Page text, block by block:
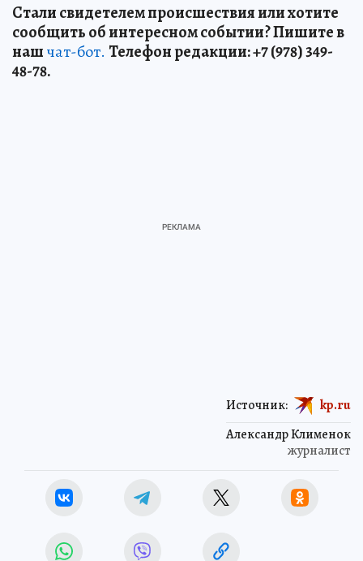
Стали свидетелем происшествия или хотите
сообщить об интересном событии? Пишите в
нашчат-бот. Телефон редакции: +7 (978) 349-
48-78.
Александр Клименок
журналист
Источник: kp.ru